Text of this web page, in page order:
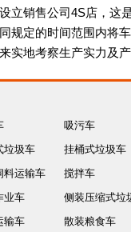
立销售公司4S店，
规定的时间范围内将
实地考察生产实力及
吸污车
垃圾车 挂桶式垃圾车
料运输车 搅拌车
业车 侧装压缩式垃
输车 散装粮食车